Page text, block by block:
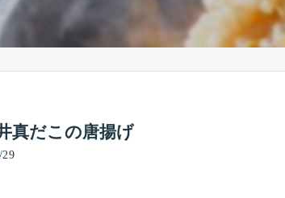
真だこの唐揚げ
29